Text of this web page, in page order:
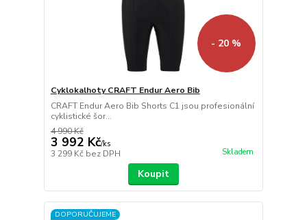
- 20 %
Cyklokalhoty CRAFT Endur Aero Bib
CRAFT Endur Aero Bib Shorts C1 jsou profesionální
cyklistické šor...
4 990 Kč
3 992 Kč/ks
3 299 Kč bez DPH Skladem
Koupit
DOPORUČUJEME